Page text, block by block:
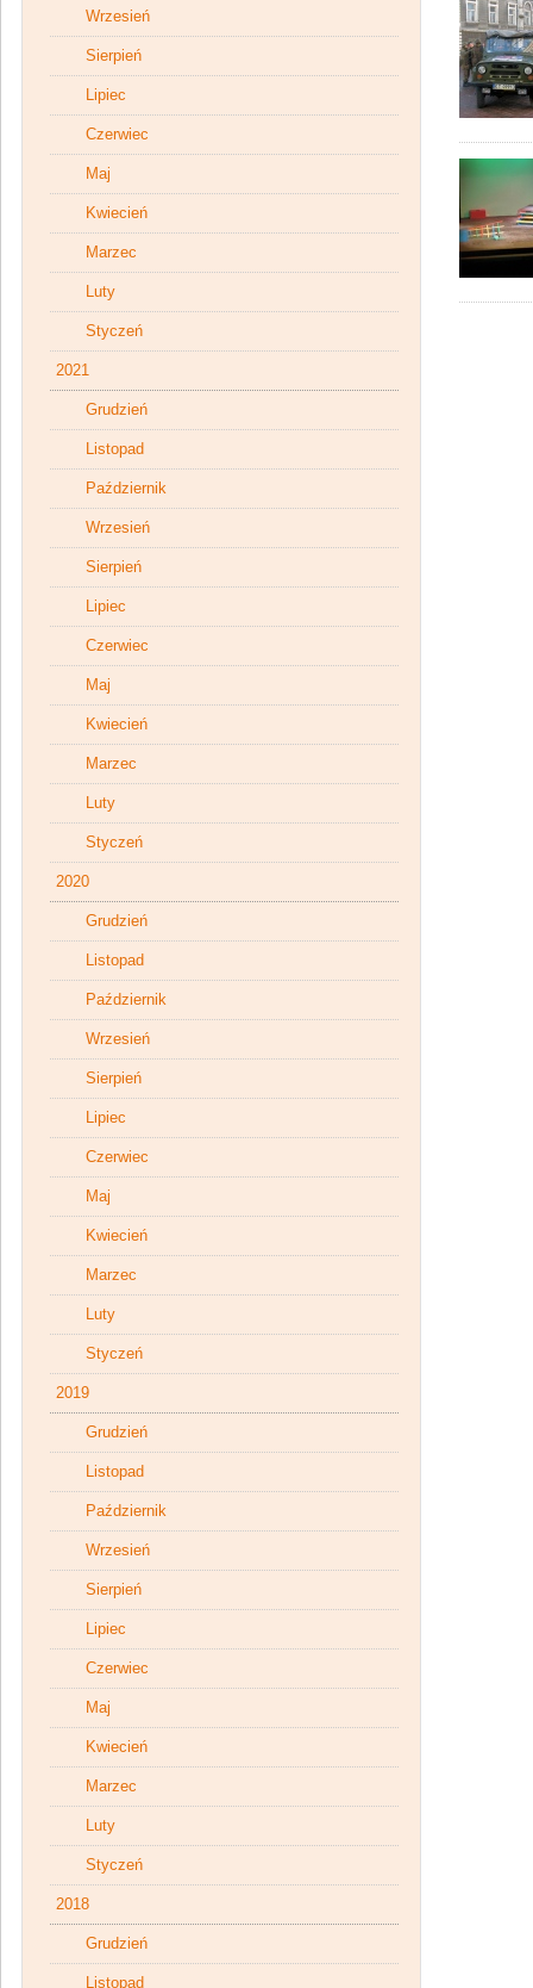
Wrzesień
Sierpień
Lipiec
Czerwiec
Maj
Kwiecień
Marzec
Luty
Styczeń
2021
Grudzień
Listopad
Październik
Wrzesień
Sierpień
Lipiec
Czerwiec
Maj
Kwiecień
Marzec
Luty
Styczeń
2020
Grudzień
Listopad
Październik
Wrzesień
Sierpień
Lipiec
Czerwiec
Maj
Kwiecień
Marzec
Luty
Styczeń
2019
Grudzień
Listopad
Październik
Wrzesień
Sierpień
Lipiec
Czerwiec
Maj
Kwiecień
Marzec
Luty
Styczeń
2018
Grudzień
Listopad